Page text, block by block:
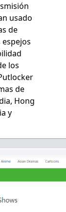
usado
de
los
de
Hong
y